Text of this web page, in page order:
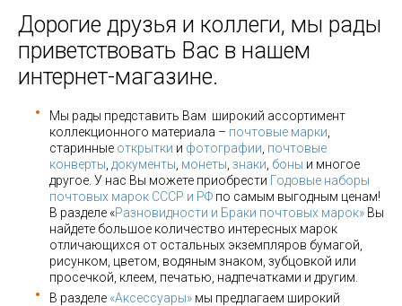
Дорогие друзья и коллеги, мы рады
приветствовать Вас в нашем
интернет-магазине.
Мы рады представить Вам широкий ассортимент
коллекционного материала – почтовые марки
старинные открытки и фотографии почтовые
конверты документы монеты знаки боны и многое
другое. У нас Вы можете приобрести Годовые наборы
почтовых марок СССР и РФ по самым выгодным ценам!
В разделе «Разновидности и Браки почтовых марок» Вы
найдете большое количество интересных марок
отличающихся от остальных экземпляров бумагой,
рисунком, цветом, водяным знаком, зубцовкой или
просечкой, клеем, печатью, надпечатками и другим.
В разделе «Аксессуары» мы предлагаем широкий